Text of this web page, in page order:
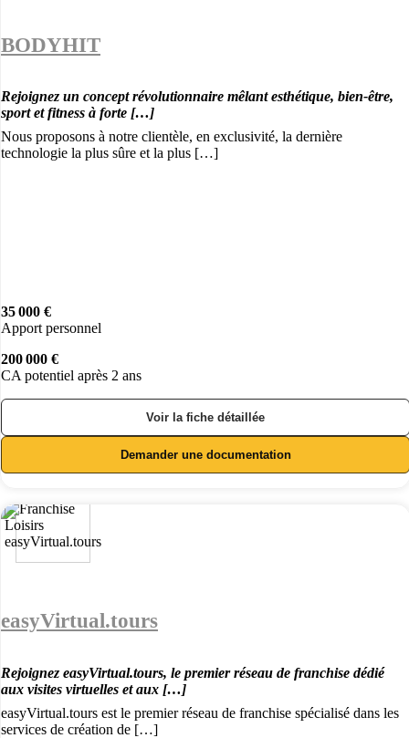
BODYHIT
Rejoignez un concept révolutionnaire mêlant esthétique, bien-être,
sport et fitness à forte […]
Nous proposons à notre clientèle, en exclusivité, la dernière
technologie la plus sûre et la plus […]
35 000 €
Apport personnel
200 000 €
CA potentiel après 2 ans
Voir la fiche détaillée
Demander une documentation
easyVirtual.tours
Rejoignez easyVirtual.tours, le premier réseau de franchise dédié
aux visites virtuelles et aux […]
easyVirtual.tours est le premier réseau de franchise spécialisé dans les
services de création de […]